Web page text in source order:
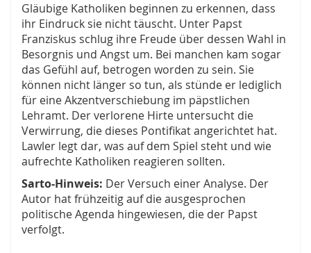
Gläubige Katholiken beginnen zu erkennen, dass
ihr Eindruck sie nicht täuscht. Unter Papst
Franziskus schlug ihre Freude über dessen Wahl in
Besorgnis und Angst um. Bei manchen kam sogar
das Gefühl auf, betrogen worden zu sein. Sie
können nicht länger so tun, als stünde er lediglich
für eine Akzentverschiebung im päpstlichen
Lehramt. Der verlorene Hirte untersucht die
Verwirrung, die dieses Pontifikat angerichtet hat.
Lawler legt dar, was auf dem Spiel steht und wie
aufrechte Katholiken reagieren sollten.
Sarto-Hinweis: Der Versuch einer Analyse. Der
Autor hat frühzeitig auf die ausgesprochen
politische Agenda hingewiesen, die der Papst
verfolgt.